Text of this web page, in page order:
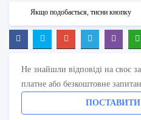
Якщо подобається, тисни кнопку
Не знайшли відповіді на своє
платне або безкоштовне